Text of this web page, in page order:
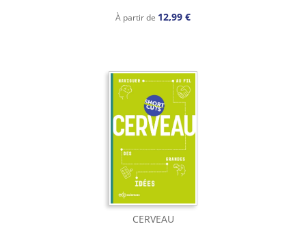
À partir de 12,99 €
CERVEAU